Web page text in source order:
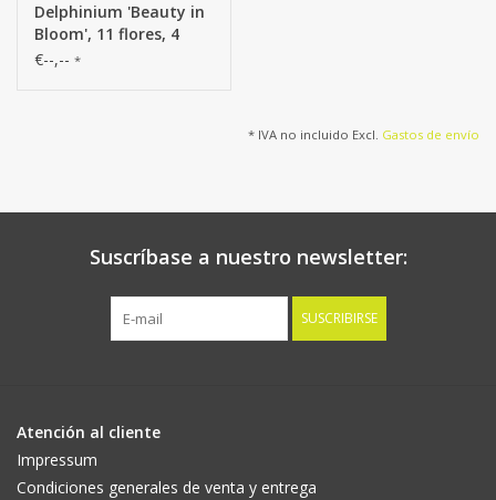
Delphinium 'Beauty in
Bloom', 11 flores, 4
capullos y 7 pares de
€--,-- *
* IVA no incluido Excl. Gastos de envío
Suscríbase a nuestro newsletter:
SUSCRIBIRSE
Atención al cliente
Impressum
Condiciones generales de venta y entrega